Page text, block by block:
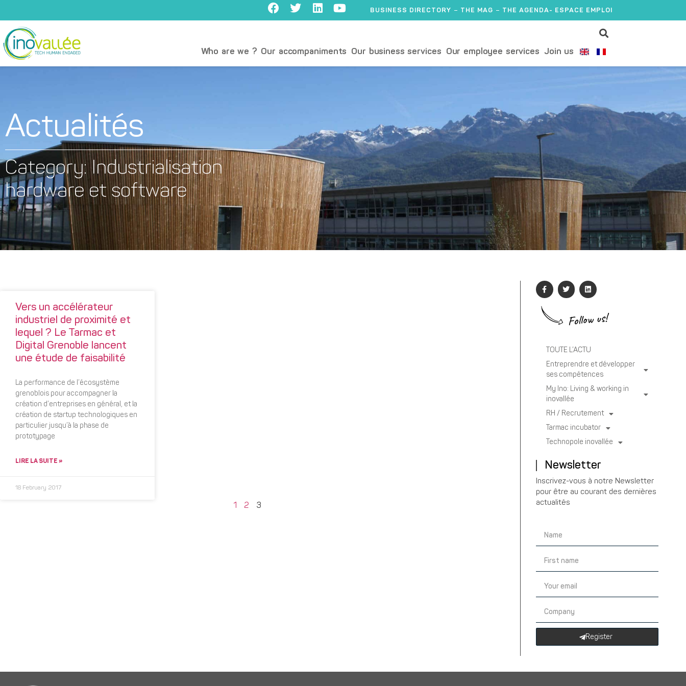
BUSINESS DIRECTORY THE MAG THE AGENDA- ESPACE EMPLOI
Who are we ? Our accompaniments Our business services Our employee services Join us
Actualités
Category: Industrialisation
hardware et software
Vers un accélérateur
industriel de proximité et
lequel ? Le Tarmac et
Digital Grenoble lancent
une étude de faisabilité
La performance de l’écosystème
grenoblois pour accompagner la
création d’entreprises en général, et la
création de startup technologiques en
particulier jusqu’à la phase de
prototypage
LIRE LA SUITE »
18 February 2017
1 2 3
Follow us!
TOUTE L’ACTU
Entreprendre et développer
ses compétences
My Ino: Living & working in
inovallée
RH / Recrutement
Tarmac incubator
Technopole inovallée
Newsletter
Inscrivez-vous à notre Newsletter
pour être au courant des dernières
actualités
Register